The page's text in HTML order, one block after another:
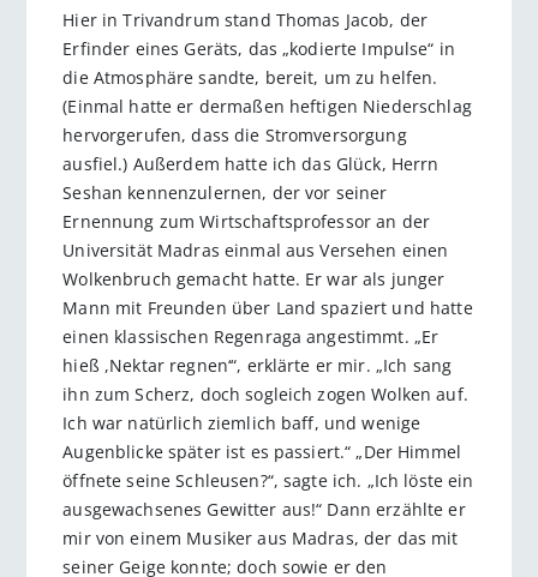
Hier in Trivandrum stand Thomas Jacob, der
Erfinder eines Geräts, das „kodierte Impulse“ in
die Atmosphäre sandte, bereit, um zu helfen.
(Einmal hatte er dermaßen heftigen Niederschlag
hervorgerufen, dass die Stromversorgung
ausfiel.) Außerdem hatte ich das Glück, Herrn
Seshan kennenzulernen, der vor seiner
Ernennung zum Wirtschaftsprofessor an der
Universität Madras einmal aus Versehen einen
Wolkenbruch gemacht hatte. Er war als junger
Mann mit Freunden über Land spaziert und hatte
einen klassischen Regenraga angestimmt. „Er
hieß ,Nektar regnen‘“, erklärte er mir. „Ich sang
ihn zum Scherz, doch sogleich zogen Wolken auf.
Ich war natürlich ziemlich baff, und wenige
Augenblicke später ist es passiert.“ „Der Himmel
öffnete seine Schleusen?“, sagte ich. „Ich löste ein
ausgewachsenes Gewitter aus!“ Dann erzählte er
mir von einem Musiker aus Madras, der das mit
seiner Geige konnte; doch sowie er den